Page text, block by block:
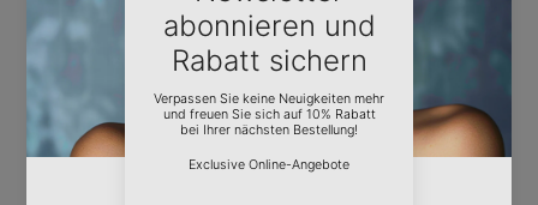
San Marino (EUR €)
São Tomé und
Príncipe (STD Db)
Saudi-Arabien (SAR